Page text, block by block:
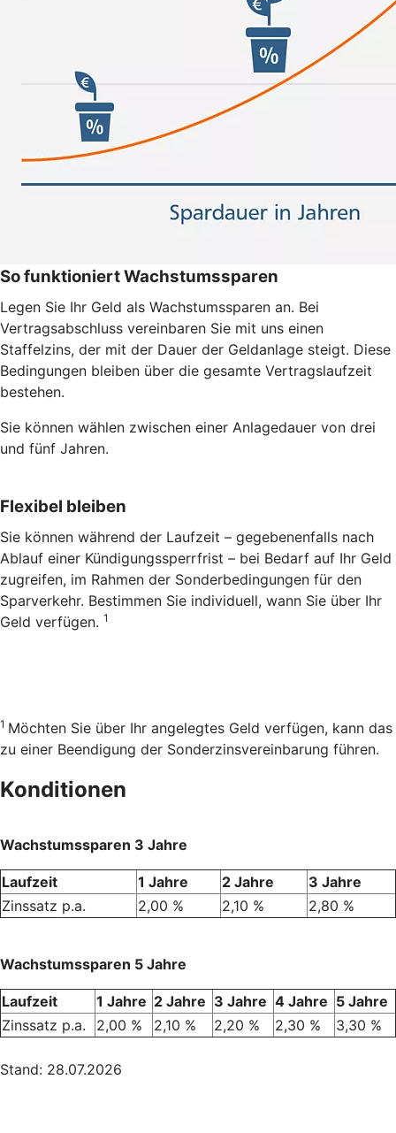
So funktioniert Wachstumssparen
Legen Sie Ihr Geld als Wachstumssparen an. Bei
Vertragsabschluss vereinbaren Sie mit uns einen
Staffelzins, der mit der Dauer der Geldanlage steigt. Diese
Bedingungen bleiben über die gesamte Vertragslaufzeit
bestehen.
Sie können wählen zwischen einer Anlagedauer von drei
und fünf Jahren.
Flexibel bleiben
Sie können während der Laufzeit – gegebenenfalls nach
Ablauf einer Kündigungssperrfrist – bei Bedarf auf Ihr Geld
zugreifen, im Rahmen der Sonderbedingungen für den
Sparverkehr. Bestimmen Sie individuell, wann Sie über Ihr
Geld verfügen. 1
1 Möchten Sie über Ihr angelegtes Geld verfügen, kann das
zu einer Beendigung der Sonderzinsvereinbarung führen.
Konditionen
Wachstumssparen 3 Jahre
Laufzeit 1 Jahre 2 Jahre
3 Jahre
Zinssatz p.a.
2,00 % 2,10 % 2,80 %
Wachstumssparen 5 Jahre
Laufzeit 1 Jahre 2 Jahre 3 Jahre 4 Jahre 5 Jahre
Zinssatz p.a.
2,00 % 2,10 % 2,20 % 2,30 % 3,30 %
Stand: 28.07.2026